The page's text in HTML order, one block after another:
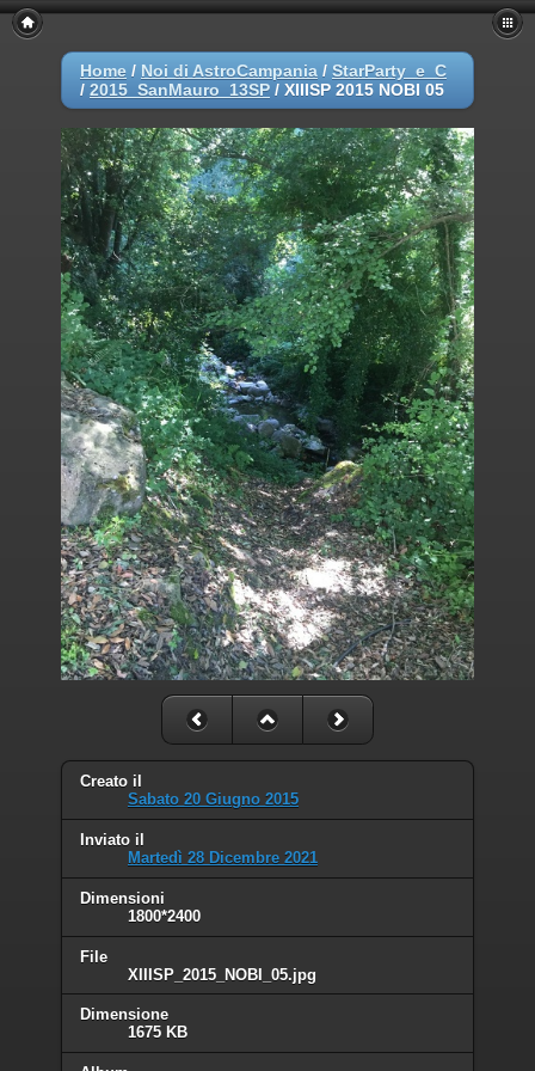
Home / Noi di AstroCampania / StarParty_e_C
/ 2015_SanMauro_13SP / XIIISP 2015 NOBI 05
Creato il
Sabato 20 Giugno 2015
Inviato il
Martedì 28 Dicembre 2021
Dimensioni
1800*2400
File
XIIISP_2015_NOBI_05.jpg
Dimensione
1675 KB